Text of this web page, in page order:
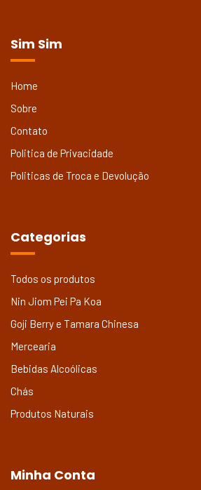
Sim Sim
Home
Sobre
Contato
Politica de Privacidade
Politicas de Troca e Devolução
Categorias
Todos os produtos
Nin Jiom Pei Pa Koa
Goji Berry e Tamara Chinesa
Mercearia
Bebidas Alcoólicas
Chás
Produtos Naturais
Minha Conta